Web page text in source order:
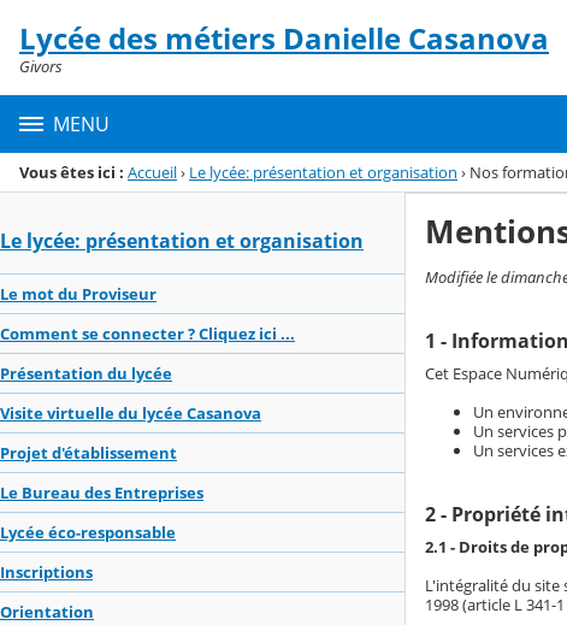
Menu de la rubrique
Contenu
Lycée des métiers Danielle Casanova
Givors
MENU
Vous êtes ici : Accueil› Le lycée: présentation et organisation › Nos
Le lycée: présentation et organisation
Le mot du Proviseur
Comment se connecter ? Cliquez ici ...
Présentation du lycée
Visite virtuelle du lycée Casanova
Projet d'établissement
Le Bureau des Entreprises
Lycée éco-responsable
Inscriptions
Orientation
Modifiée le
1 -
Cet Espace
Un
Un services
Un services
2 - Propriété
2.1 - Droits de
L'intégralité du site
1998 (article L